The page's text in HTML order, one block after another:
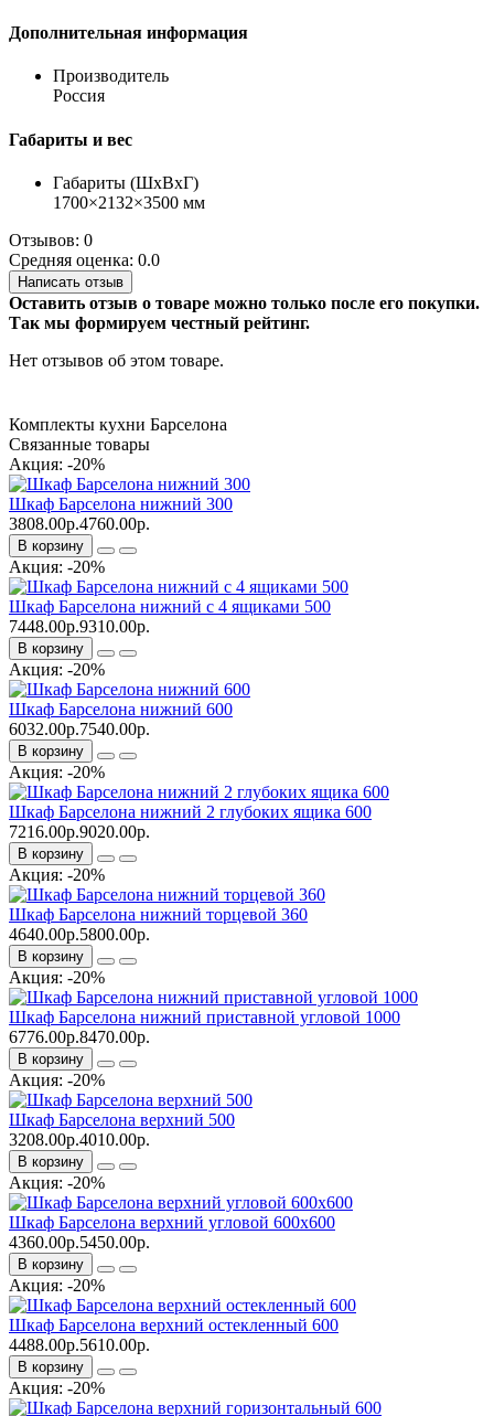
Дополнительная информация
Производитель
Россия
Габариты и вес
Габариты (ШхВхГ)
1700×2132×3500 мм
Отзывов: 0
Средняя оценка: 0.0
Написать отзыв
Оставить отзыв о товаре можно только после его покупки.
Так мы формируем честный рейтинг.
Нет отзывов об этом товаре.
Комплекты кухни Барселона
Связанные товары
Акция: -20%
Шкаф Барселона нижний 300
3808.00р.4760.00р.
В корзину
Акция: -20%
Шкаф Барселона нижний с 4 ящиками 500
7448.00р.9310.00р.
В корзину
Акция: -20%
Шкаф Барселона нижний 600
6032.00р.7540.00р.
В корзину
Акция: -20%
Шкаф Барселона нижний 2 глубоких ящика 600
7216.00р.9020.00р.
В корзину
Акция: -20%
Шкаф Барселона нижний торцевой 360
4640.00р.5800.00р.
В корзину
Акция: -20%
Шкаф Барселона нижний приставной угловой 1000
6776.00р.8470.00р.
В корзину
Акция: -20%
Шкаф Барселона верхний 500
3208.00р.4010.00р.
В корзину
Акция: -20%
Шкаф Барселона верхний угловой 600x600
4360.00р.5450.00р.
В корзину
Акция: -20%
Шкаф Барселона верхний остекленный 600
4488.00р.5610.00р.
В корзину
Акция: -20%